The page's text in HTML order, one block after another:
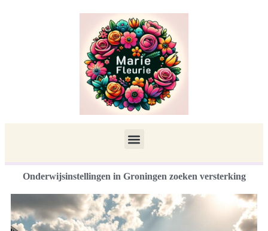
Onderwijsinstellingen in Groningen zoeken versterking